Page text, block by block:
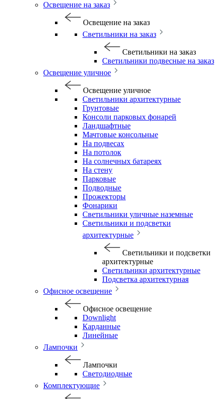
Освещение на заказ
Освещение на заказ
Светильники на заказ
Светильники на заказ
Светильники подвесные на заказ
Освещение уличное
Освещение уличное
Светильники архитектурные
Грунтовые
Консоли парковых фонарей
Ландшафтные
Мачтовые консольные
На подвесах
На потолок
На солнечных батареях
На стену
Парковые
Подводные
Прожекторы
Фонарики
Светильники уличные наземные
Светильники и подсветки
архитектурные
Светильники и подсветки
архитектурные
Светильники архитектурные
Подсветка архитектурная
Офисное освещение
Офисное освещение
Downlight
Карданные
Линейные
Лампочки
Лампочки
Светодиодные
Комплектующие